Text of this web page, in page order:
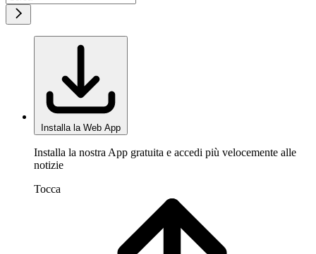
Installa la Web App
Installa la nostra App gratuita e accedi più velocemente alle
notizie
Tocca